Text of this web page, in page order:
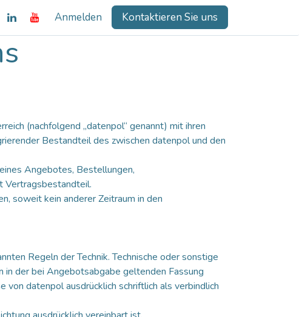
Anmelden Kontaktieren Sie uns
(nachfolgend „datenpol“ genannt) mit ihren
Bestandteil des zwischen datenpol und den
Angebotes, Bestellungen,
Vertragsbestandteil.
soweit kein anderer Zeitraum in den
Regeln der Technik. Technische oder sonstige
in der bei Angebotsabgabe geltenden Fassung
datenpol ausdrücklich schriftlich als verbindlich